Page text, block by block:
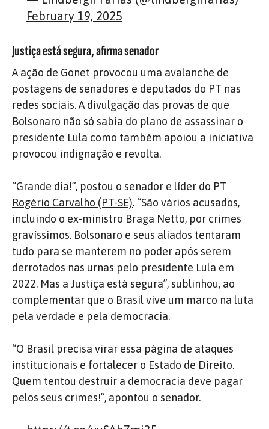
February 19, 2025
Justiça está segura, afirma senador
A ação de Gonet provocou uma avalanche de
postagens de senadores e deputados do PT nas
redes sociais. A divulgação das provas de que
Bolsonaro não só sabia do plano de assassinar o
presidente Lula como também apoiou a iniciativa
provocou indignação e revolta.
“Grande dia!”, postou o senador e líder do PT
Rogério Carvalho (PT-SE). “São vários acusados,
incluindo o ex-ministro Braga Netto, por crimes
gravíssimos. Bolsonaro e seus aliados tentaram
tudo para se manterem no poder após serem
derrotados nas urnas pelo presidente Lula em
2022. Mas a Justiça está segura”, sublinhou, ao
complementar que o Brasil vive um marco na luta
pela verdade e pela democracia.
“O Brasil precisa virar essa página de ataques
institucionais e fortalecer o Estado de Direito.
Quem tentou destruir a democracia deve pagar
pelos seus crimes!”, apontou o senador.